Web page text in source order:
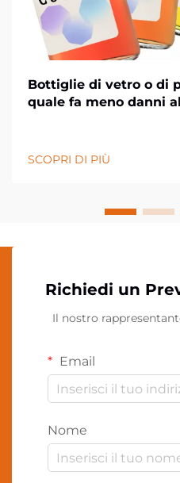
Bottiglie di vetro o di
quale fa meno danni
SCOPRI DI PIÙ
Richiedi un
Il nostro
Email
Nome